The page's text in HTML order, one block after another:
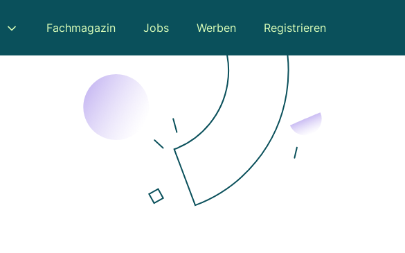
Fachmagazin Jobs Werben Registrieren